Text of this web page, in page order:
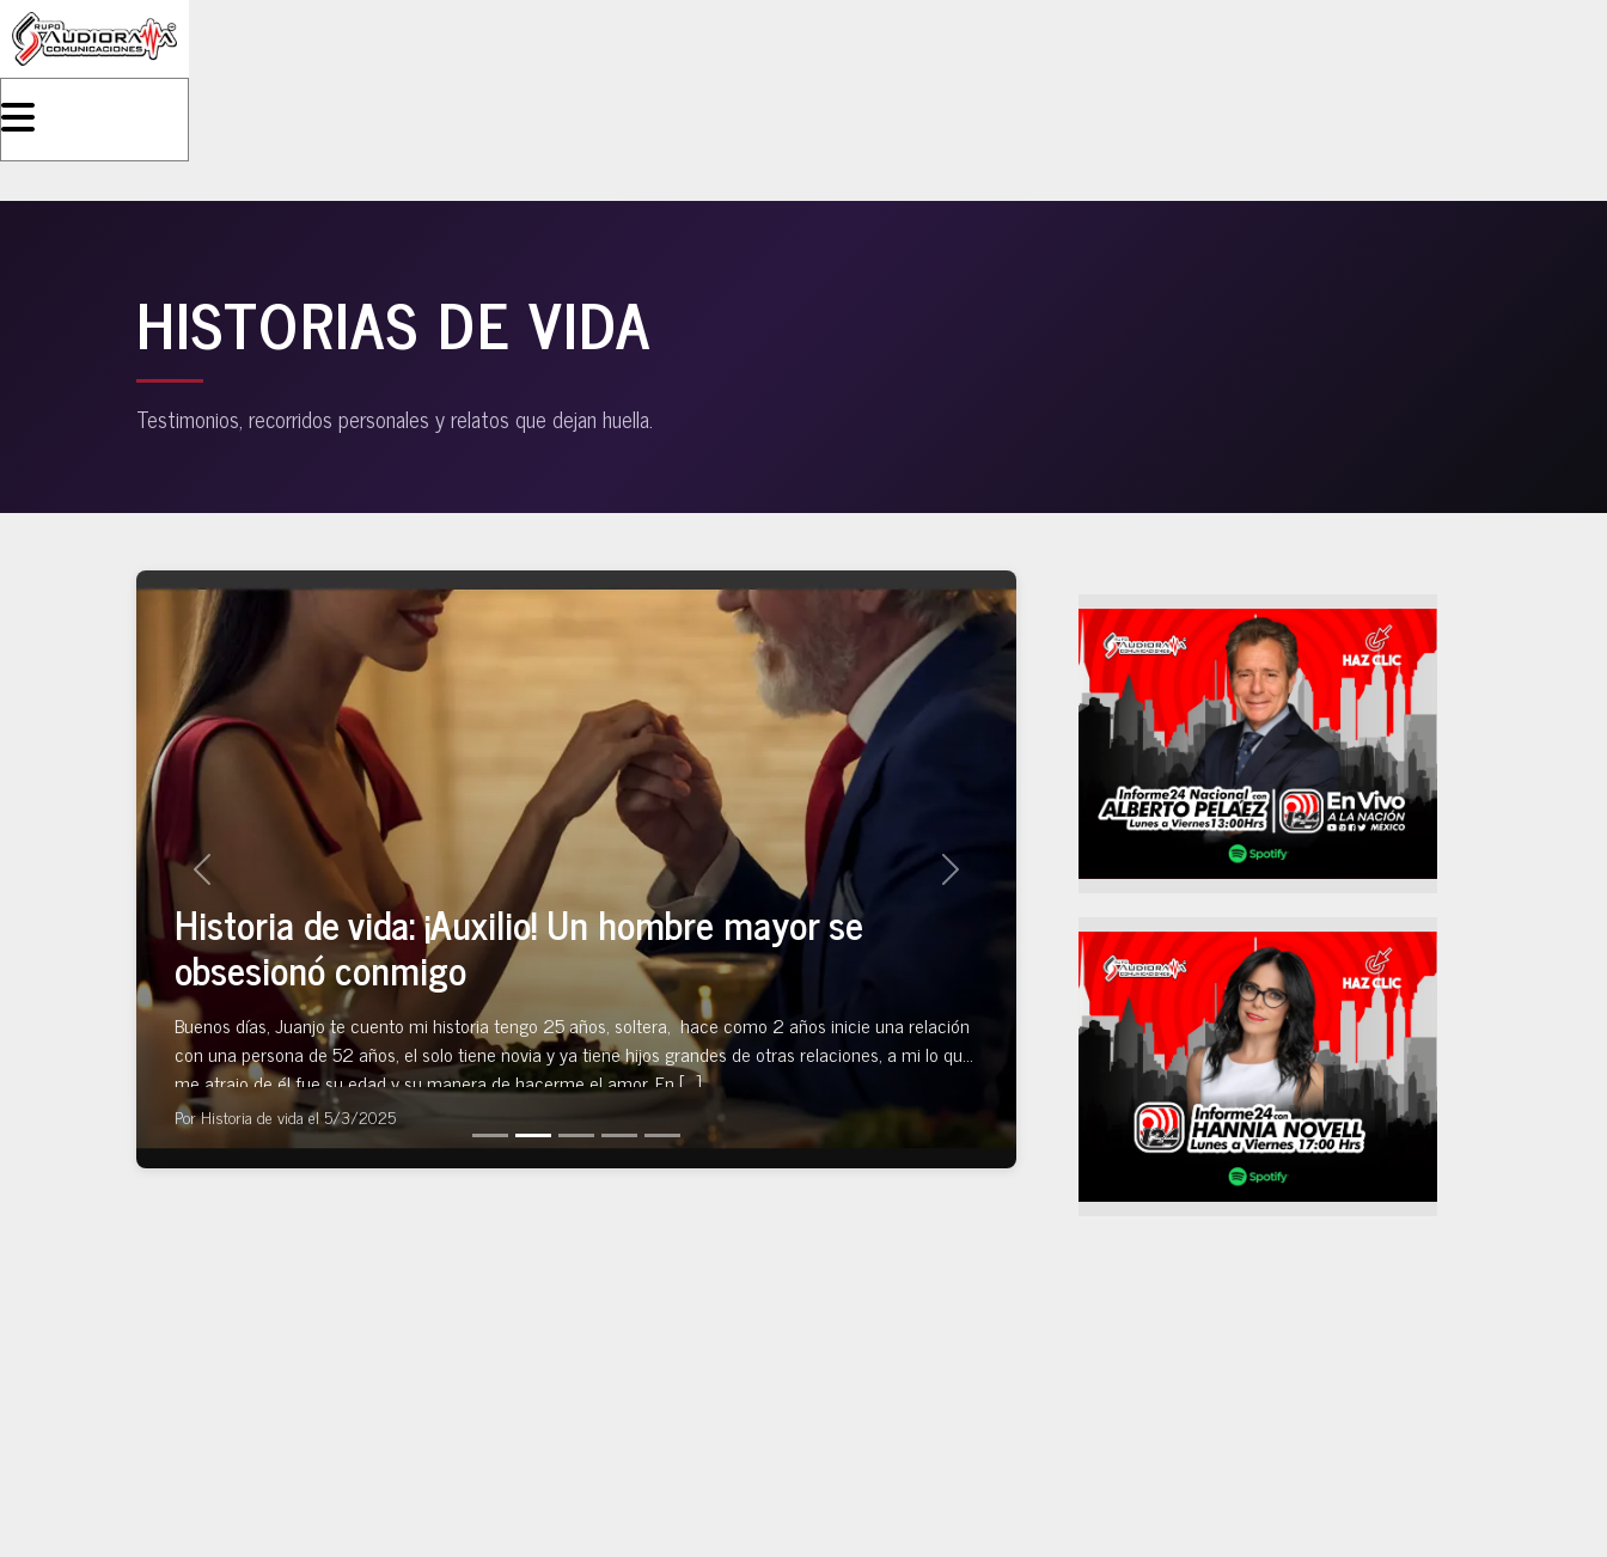
HISTORIAS DE VIDA
Testimonios, recorridos personales y relatos que dejan huella.
Historia de vida: ¡Auxilio! Un hombre mayor se
obsesionó conmigo
Buenos días, Juanjo te cuento mi historia tengo 25 años, soltera, hace como 2 años inicie una relación
con una persona de 52 años, el solo tiene novia y ya tiene hijos grandes de otras relaciones, a mi lo que
me atrajo de él fue su edad y su manera de hacerme el amor. En […]
PorHistoria de vidael 5/3/2025
Previous Next